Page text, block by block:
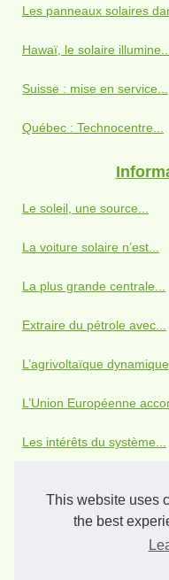
This website uses
the best
Les panneaux solaires
Hawaï, le solaire
Suisse : mise en service...
Québec : Technocentre...
Le soleil, une source...
La voiture solaire n’est...
La plus grande centrale...
Extraire du pétrole avec...
L’agrivoltaïque
L’Union Européenne
Les intérêts du système...
Le cas Solarworld